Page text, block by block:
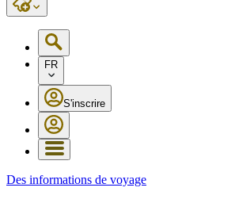
FR
S'inscrire
Des informations de voyage